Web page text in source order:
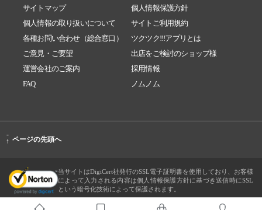
サイトマップ
個人情報保護方針
個人情報の取り扱いについて
サイトご利用規約
各種お問い合わせ（総合窓口）
ツクツク!!!アプリとは
ご意見・ご要望
出店をご検討のショップ様
運営会社のご案内
採用情報
FAQ
ノムノム
-
↑ ページの先頭へ
当サイトはDigiCert社発行のSSL電子証明書を使用しており、お客様
によって入力される内容は個人情報保護方針に基づき送信時にSSL
という暗号化技術によって保護されます。